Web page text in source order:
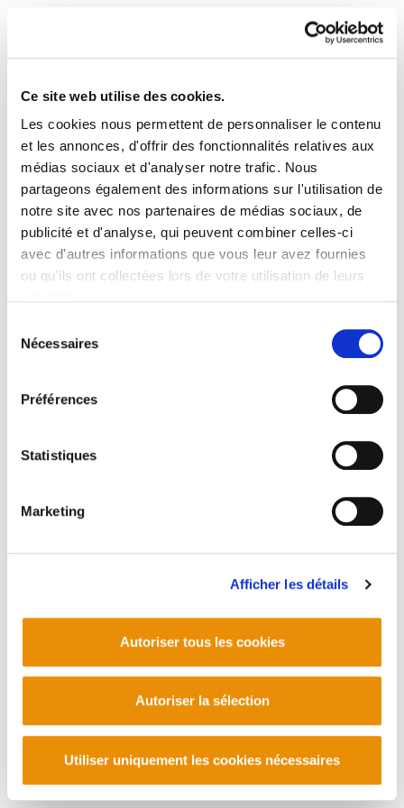
Ce site web utilise des cookies.
Les cookies nous permettent de personnaliser le contenu
et les annonces, d'offrir des fonctionnalités relatives aux
médias sociaux et d'analyser notre trafic. Nous
partageons également des informations sur l'utilisation de
notre site avec nos partenaires de médias sociaux, de
publicité et d'analyse, qui peuvent combiner celles-ci
avec d'autres informations que vous leur avez fournies
ou qu'ils ont collectées lors de votre utilisation de leurs
Nécessaires
Préférences
Statistiques
Marketing
Afficher les détails
Autoriser tous les cookies
Autoriser la sélection
Utiliser uniquement les cookies nécessaires
Astekaria 12
012.pdf188.1 KB
PLAN DU SITE ACCESSIBILITÉ CONTACT
Manu Robles-Arangiz Institutua Fundazioa
Corderliers karrika 20 - 64100 Baiona -
Contact